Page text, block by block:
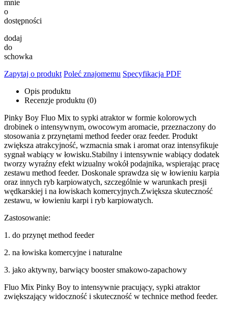
mnie
o
dostępności
dodaj
do
schowka
Zapytaj o produkt Poleć znajomemu Specyfikacja PDF
Opis produktu
Recenzje produktu (0)
Pinky Boy Fluo Mix to sypki atraktor w formie kolorowych
drobinek o intensywnym, owocowym aromacie, przeznaczony do
stosowania z przynętami method feeder oraz feeder. Produkt
zwiększa atrakcyjność, wzmacnia smak i aromat oraz intensyfikuje
sygnał wabiący w łowisku.Stabilny i intensywnie wabiący dodatek
tworzy wyraźny efekt wizualny wokół podajnika, wspierając pracę
zestawu method feeder. Doskonale sprawdza się w łowieniu karpia
oraz innych ryb karpiowatych, szczególnie w warunkach presji
wędkarskiej i na łowiskach komercyjnych.Zwiększa skuteczność
zestawu, w łowieniu karpi i ryb karpiowatych.
Zastosowanie:
1. do przynęt method feeder
2. na łowiska komercyjne i naturalne
3. jako aktywny, barwiący booster smakowo-zapachowy
Fluo Mix Pinky Boy to intensywnie pracujący, sypki atraktor
zwiększający widoczność i skuteczność w technice method feeder.